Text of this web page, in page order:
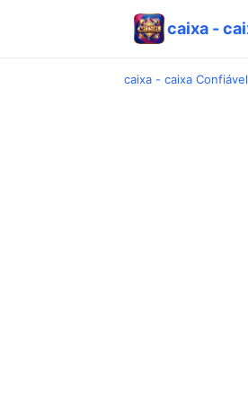
caixa -
caixa - caixa